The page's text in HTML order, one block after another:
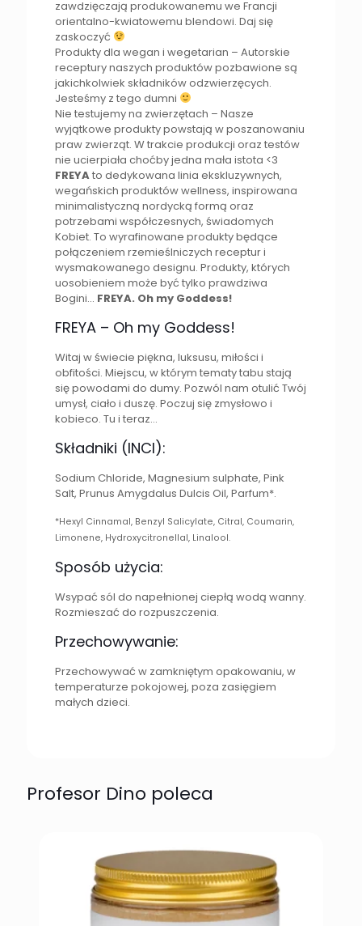
zawdzięczają produkowanemu we Francji
orientalno-kwiatowemu blendowi. Daj się
zaskoczyć
Produkty dla wegan i wegetarian – Autorskie
receptury naszych produktów pozbawione są
jakichkolwiek składników odzwierzęcych.
Jesteśmy z tego dumni
Nie testujemy na zwierzętach – Nasze
wyjątkowe produkty powstają w poszanowaniu
praw zwierząt. W trakcie produkcji oraz testów
nie ucierpiała choćby jedna mała istota <3
FREYAto dedykowana linia ekskluzywnych,
wegańskich produktów wellness, inspirowana
minimalistyczną nordycką formą oraz
potrzebami współczesnych, świadomych
Kobiet. To wyrafinowane produkty będące
połączeniem rzemieślniczych receptur i
wysmakowanego designu. Produkty, których
uosobieniem może być tylko prawdziwa
Bogini… FREYA. Oh my Goddess!
FREYA – Oh my Goddess!
Witaj w świecie piękna, luksusu, miłości i
obfitości. Miejscu, w którym tematy tabu stają
się powodami do dumy. Pozwól nam otulić Twój
umysł, ciało i duszę. Poczuj się zmysłowo i
kobieco. Tu i teraz…
Składniki (INCI):
Sodium Chloride, Magnesium sulphate, Pink
Salt, Prunus Amygdalus Dulcis Oil, Parfum*.
*Hexyl Cinnamal, Benzyl Salicylate, Citral, Coumarin,
Limonene, Hydroxycitronellal, Linalool.
Sposób użycia:
Wsypać sól do napełnionej ciepłą wodą wanny.
Rozmieszać do rozpuszczenia.
Przechowywanie:
Przechowywać w zamkniętym opakowaniu, w
temperaturze pokojowej, poza zasięgiem
małych dzieci.
Profesor Dino poleca